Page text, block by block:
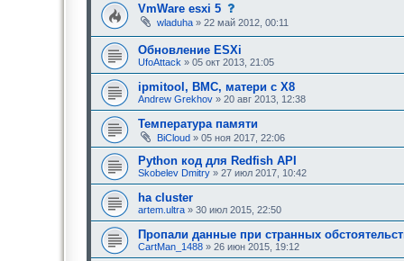
VmWare esxi 5
о
о
б
щ
е
н
е
,
т
р
е
б
у
ю
щ
о
д
о
б
wladuha » 22 май 2012, 00:11
Обновление ESXi
UfoAttack » 05 окт 2013, 21:05
ipmitool, BMC, матери с X8
Andrew Grekhov » 20 авг 2013, 12:38
Температура памяти
BiCloud » 05 ноя 2017, 22:06
Python код для Redfish API
Skobelev Dmitry » 27 июл 2017, 10:42
ha cluster
artem.ultra » 30 июл 2015, 22:50
Пропали данные при странных
CartMan_1488 » 26 июн 2015, 19:12